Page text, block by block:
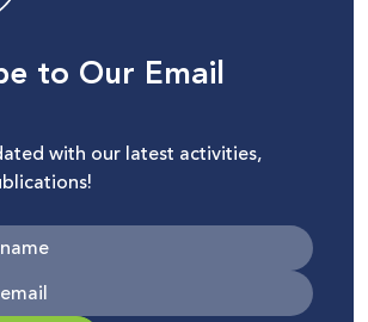
to Our Email
with our latest activities,